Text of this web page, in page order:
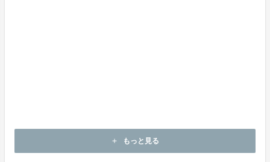
一緒に洗う場合はネットに入れて洗ってください。
add もっと見る